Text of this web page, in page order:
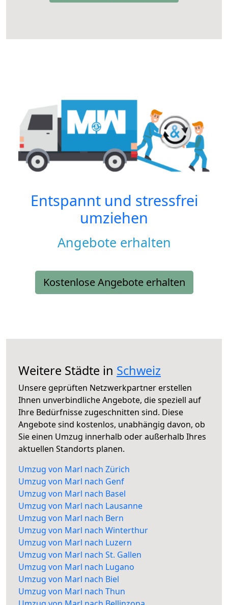
Entspannt und stressfrei
umziehen
Angebote erhalten
Kostenlose Angebote erhalten
Weitere Städte in Schweiz
Unsere geprüften Netzwerkpartner erstellen
Ihnen unverbindliche Angebote, die speziell auf
Ihre Bedürfnisse zugeschnitten sind. Diese
Angebote sind kostenlos, unabhängig davon, ob
Sie einen Umzug innerhalb oder außerhalb Ihres
aktuellen Standorts planen.
Umzug von Marl nach Zürich
Umzug von Marl nach Genf
Umzug von Marl nach Basel
Umzug von Marl nach Lausanne
Umzug von Marl nach Bern
Umzug von Marl nach Winterthur
Umzug von Marl nach Luzern
Umzug von Marl nach St. Gallen
Umzug von Marl nach Lugano
Umzug von Marl nach Biel
Umzug von Marl nach Thun